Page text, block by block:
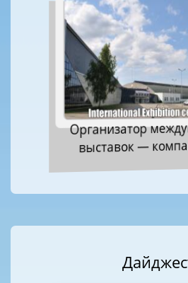
Организатор
выставок —